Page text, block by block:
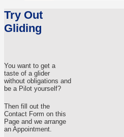
Try Out
Gliding
You want to get a
taste of a glider
without obligations and
be a Pilot yourself?
Then fill out the
Contact Form on this
Page and we arrange
an Appointment.